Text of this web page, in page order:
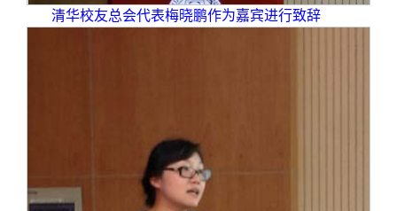
清华校友总会代表梅晓鹏作为嘉宾进行致辞